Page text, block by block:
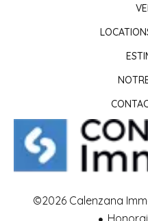
©2026 Calenzana